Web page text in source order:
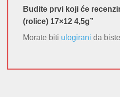
Budite prvi koji će
(rolice) 17×12 4,5g”
Morate biti ulogirani da